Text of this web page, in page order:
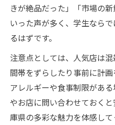
きが絶品だった」「市場の
いった声が多く、学生なら
るはずです。
注意点としては、人気店は
間帯をずらしたり事前に計画
アレルギーや食事制限があ
やお店に問い合わせておく
庫県の多彩な魅力を体感して